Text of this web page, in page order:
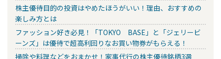
株主優待目的の投資はやめたほうがいい！理由、おすすめの
楽しみ方とは
ファッション好き必見！「TOKYO BASE」と「ジェリービ
ーンズ」は優待で超高利回りなお買い物券がもらえる！
掃除や料理などをおまかせ！家事代行の株主優待銘柄3選